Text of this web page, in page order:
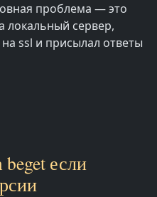
проблема — это
локальный сервер,
ssl и присылал ответы
beget если